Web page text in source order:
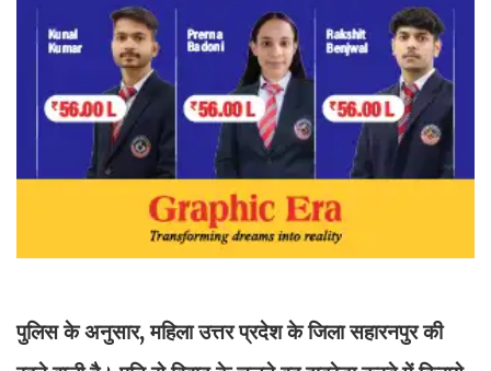
पुलिस के अनुसार, महिला उत्तर प्रदेश के जिला सहारनपुर की